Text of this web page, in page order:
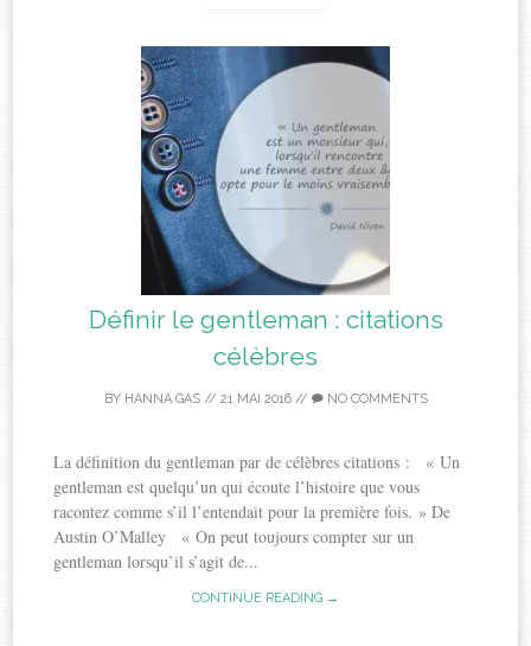
Définir le gentleman : citations
célèbres
BY HANNA GAS// 21 MAI 2016// NO COMMENTS
La définition du gentleman par de célèbres citations : « Un
gentleman est quelqu’un qui écoute l’histoire que vous
racontez comme s’il l’entendait pour la première fois. » De
Austin O’Malley « On peut toujours compter sur un
gentleman lorsqu’il s’agit de...
CONTINUE READING →